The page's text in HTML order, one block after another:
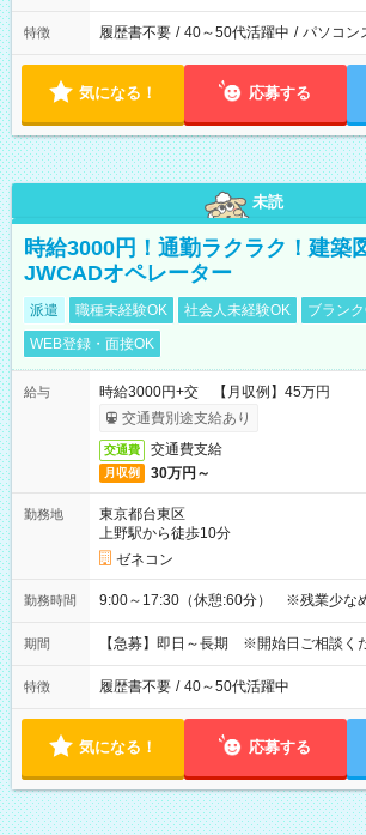
特徴 履歴書不要 / 40～50代活躍中 / パソコン
気になる！ 応募する
未読
時給3000円！通勤ラクラク！建築
JWCADオペレーター
派遣 職種未経験OK 社会人未経験OK
ブラン
WEB登録・面接OK
給与
時給3000円+交 【月収例】45万円
交通費別途支給あり
交通費 交通費支給
月収例 30万円～
勤務地
東京都台東区
上野駅から徒歩10分
ゼネコン
勤務時間 9:00～17:30（休憩:60分） ※残業少な
期間 【急募】即日～長期 ※開始日ご相談く
特徴 履歴書不要 / 40～50代活躍中
気になる！ 応募する